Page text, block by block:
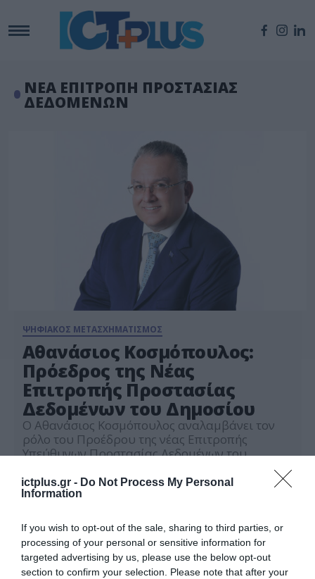
ictplus.gr - Do Not Process My Personal
Information
If you wish to opt-out of the sale, sharing to third parties, or
processing of your personal or sensitive information for
targeted advertising by us, please use the below opt-out
section to confirm your selection. Please note that after your
ΝΕΑ ΕΠΙΤΡΟΠΗ ΠΡΟΣΤΑΣΙΑΣ
ΔΕΔΟΜΕΝΩΝ
ΨΗΦΙΑΚΟΣ ΜΕΤΑΣΧΗΜΑΤΙΣΜΟΣ
Αθανάσιος Κοσμόπουλος:
Πρόεδρος της Νέας
Επιτροπής Προστασίας
Δεδομένων του Δημοσίου
Ο Αθανάσιος Κοσμόπουλος αναλαμβάνει τον
ρόλο του Προέδρου της νέας Επιτροπής
Υπεύθυνων Προστασίας Δεδομένων του
υπουργών Ψηφιακής Διακυβέρνησης, Δημήτρη
Παπαστεργίου και Δικαιοσύνης, Γιώργου
εκτενή του εμπειρία στον τομέα της
κυβερνοασφάλειας και της προστασίας
δεδομένων, έχει ήδη διακριθεί για τη συμβολή
του στην […]